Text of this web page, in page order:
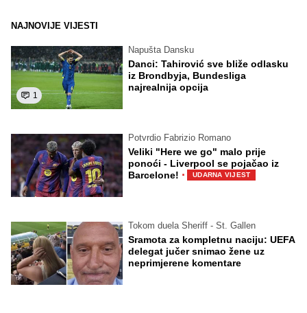
NAJNOVIJE VIJESTI
1
Napušta Dansku
Danci: Tahirović sve bliže odlasku
iz Brondbyja, Bundesliga
najrealnija opcija
Potvrdio Fabrizio Romano
Veliki "Here we go" malo prije
ponoći - Liverpool se pojačao iz
Barcelone! · UDARNA VIJEST
Tokom duela Sheriff - St. Gallen
Sramota za kompletnu naciju: UEFA
delegat jučer snimao žene uz
neprimjerene komentare